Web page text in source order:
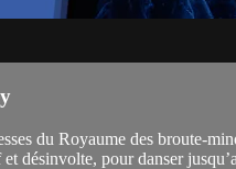
du Royaume des broute-
désinvolte, pour danser